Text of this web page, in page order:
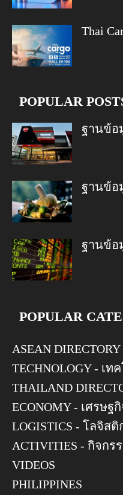
Thai
POPULAR
ฐานข้อ
ฐานข้อ
ฐานข้อ
POPULAR
ASEAN DIRECTORY
TECHNOLOGY - เท
THAILAND
ECONOMY - เศรษฐกิ
LOGISTICS - โลจิสติ
ACTIVITIES - กิจก
VIDEOS
PHILIPPINES